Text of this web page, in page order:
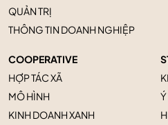
QUẢN TRỊ
THÔNG TIN DOANH NGHIỆP
COOPERATIVE
HỢP TÁC XÃ
MÔ HÌNH
KINH DOANH XANH